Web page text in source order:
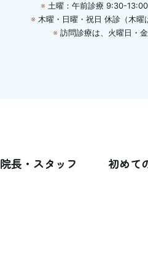
※土曜：午前診療 9:30-
※木曜・日曜・祝日 休診（木曜
※訪問診療は、火曜日・
院長・スタッフ 初めて